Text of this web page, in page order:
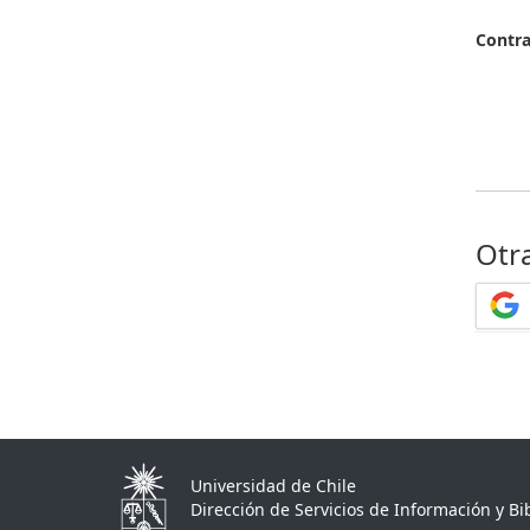
Universidad de Chile
Dirección de Servicios de Información y